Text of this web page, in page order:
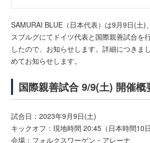
SAMURAI BLUE（日本代表）は9月9日(土)
スブルグにてドイツ代表と国際親善試合を
したので、お知らせします。詳細につきま
めてお知らせします。
国際親善試合 9/9(土) 開催概
試合日：2023年9月9日(土)
キックオフ：現地時間 20:45（日本時間10
会場：フォルクスワーゲン・アレーナ